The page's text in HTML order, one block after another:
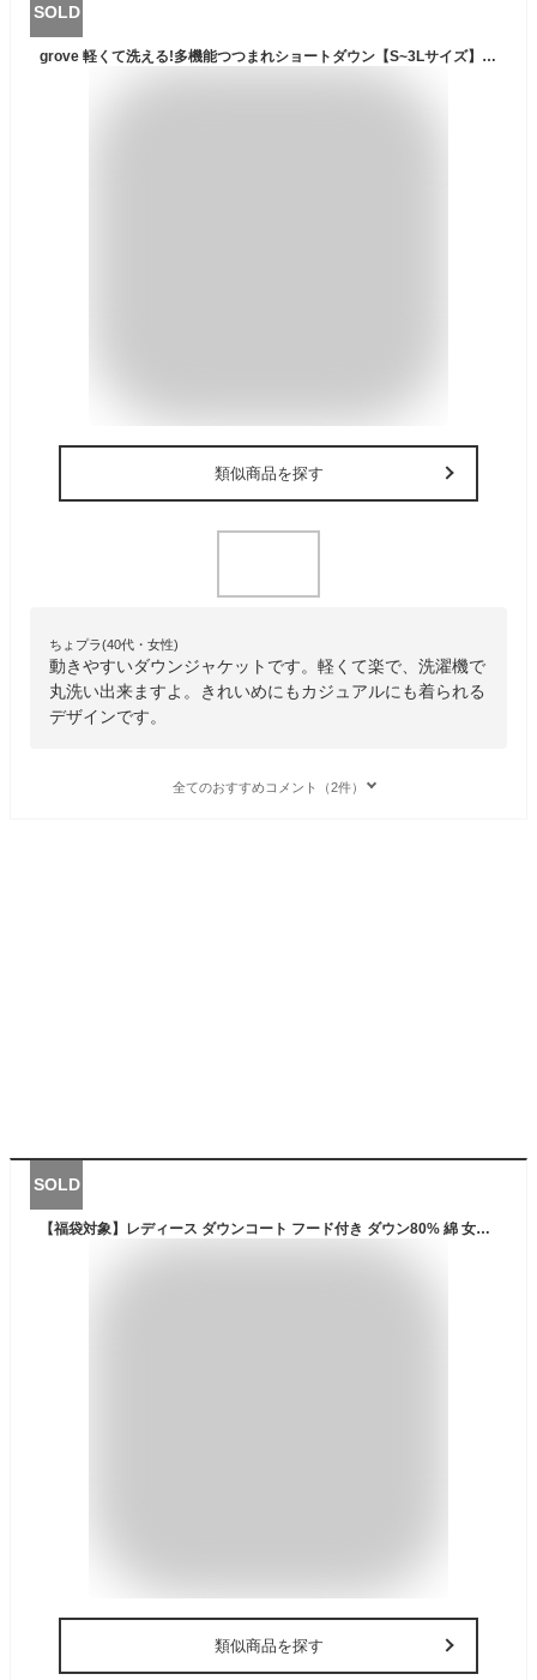
SOLD
grove 軽くて洗える!多機能つつまれショートダウン【S~3Lサイズ】 グローブ ジャケット・アウター ダウンジャケット・ダウンベスト ブラック ブラウン ネイビー【送料無料】
類似商品を探す
ちょプラ(40代・女性)
動きやすいダウンジャケットです。軽くて楽で、洗濯機で
丸洗い出来ますよ。きれいめにもカジュアルにも着られる
デザインです。
全てのおすすめコメント（2件）
SOLD
【福袋対象】レディース ダウンコート フード付き ダウン80% 綿 女性 コート ダウン コート アウター レッド 赤 ベージュ バイカラー ミドル丈 ミディアム丈 ギフト プレゼント 5F (08000236r)
類似商品を探す